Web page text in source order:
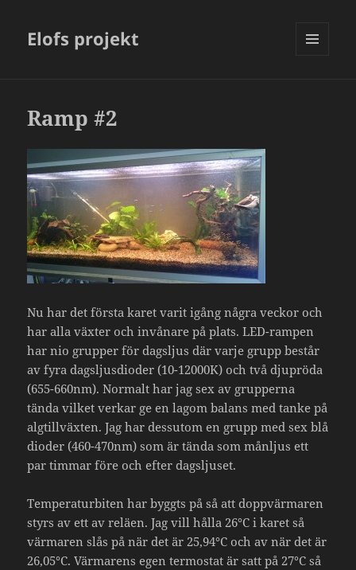
Elofs projekt
Ramp #2
Nu har det första karet varit igång några veckor och
har alla växter och invånare på plats. LED-rampen
har nio grupper för dagsljus där varje grupp består
av fyra dagsljusdioder (10-12000K) och två djupröda
(655-660nm). Normalt har jag sex av grupperna
tända vilket verkar ge en lagom balans med tanke på
algtillväxten. Jag har dessutom en grupp med sex blå
dioder (460-470nm) som är tända som månljus ett
par timmar före och efter dagsljuset.
Temperaturbiten har byggts på så att doppvärmaren
styrs av ett av reläen. Jag vill hålla 26°C i karet så
värmaren slås på när det är 25,94°C och av när det är
26,05°C. Värmarens egen termostat är satt på 27°C så